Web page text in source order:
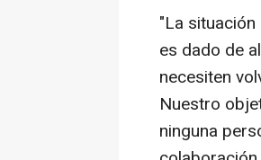
"La
es dado de
necesiten
Nuestro
ninguna